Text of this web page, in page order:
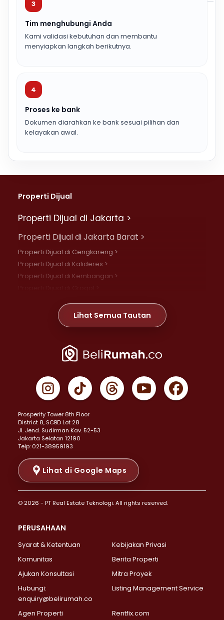
3
Tim menghubungi Anda
Kami validasi kebutuhan dan membantu
menyiapkan langkah berikutnya.
4
Proses ke bank
Dokumen diarahkan ke bank sesuai pilihan dan
kelayakan awal.
Properti Dijual
Properti Dijual di Jakarta >
Properti Dijual di Jakarta Barat >
Properti Dijual di Cengkareng >
Properti Dijual di Kalideres >
Properti Dijual di Kembangan >
Properti Dijual di Meruya >
Properti Dijual di Jelambar >
Properti Dijual di Jakarta Pusat >
Properti Dijual di Gambir >
Properti Dijual di Johar Baru >
Properti Dijual di Menteng >
Properti Dijual di Senen >
Properti Dijual di Tanah Abang >
Properti Dijual di Cikini >
Properti Dijual di Kramat >
Properti Dijual di Pasar Baru >
Properti Dijual di Bendungan Hilir >
Properti Dijual di Jakarta Selatan >
Properti Dijual di Lebak Bulus >
Properti Dijual di Gandaria Selatan >
Properti Dijual di Pondok Labu >
Properti Dijual di Lenteng Agung >
Properti Dijual di Senayan >
Properti Dijual di Pondok Pinang >
Lihat Semua Tautan
Prosperity Tower 8th Floor
District 8, SCBD Lot 28
JI. Jend. Sudirman Kav. 52-53
Jakarta Selatan 12190
Telp: 021-38959193
Lihat di Google Maps
© 2026 - PT Real Estate Teknologi. All rights reserved.
PERUSAHAAN
Syarat & Ketentuan
Kebijakan Privasi
Komunitas
Berita Properti
Ajukan Konsultasi
Mitra Proyek
Hubungi:
enquiry@belirumah.co
Listing Management Service
Agen Properti Rentfix.com